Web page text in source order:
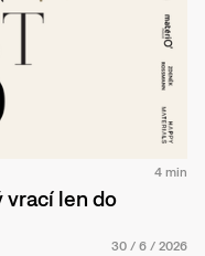
4 min
vrací len do
30 / 6 / 2026